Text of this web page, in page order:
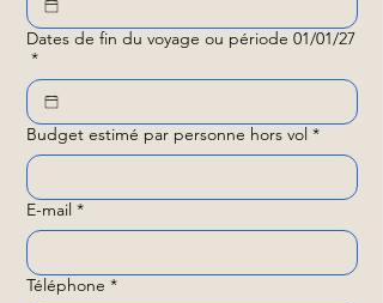
Dates de fin du voyage ou période 01/01/27
*
Budget estimé par personne hors vol *
E-mail *
Téléphone *